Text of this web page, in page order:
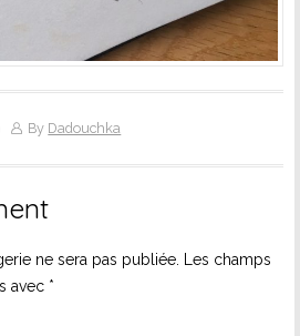
By Dadouchka
ne sera pas publiée.
Les champs
avec *